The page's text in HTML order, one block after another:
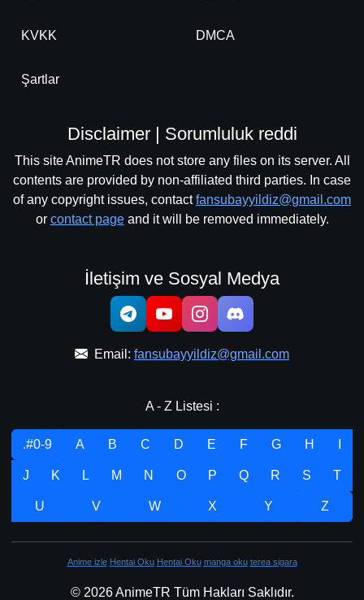
KVKK DMCA
Şartlar
Disclaimer | Sorumluluk reddi
This site AnimeTR does not store any files on its server. All
contents are provided by non-affiliated third parties. In case
of any copyright issues, contactfansubayyildiz@gmail.com
or contact pageand it will be removed immediately.
İletişim ve Sosyal Medya
Email: fansubayyildiz@gmail.com
A - Z Listesi :
.#0-9 A B C D E F G H
J K L M N O P Q R S T
U V W X Y Z
Anime izle Hentai Oku Hentai Oku manga oku terea sigara
© 2026 AnimeTR Tüm Hakları Saklıdır.